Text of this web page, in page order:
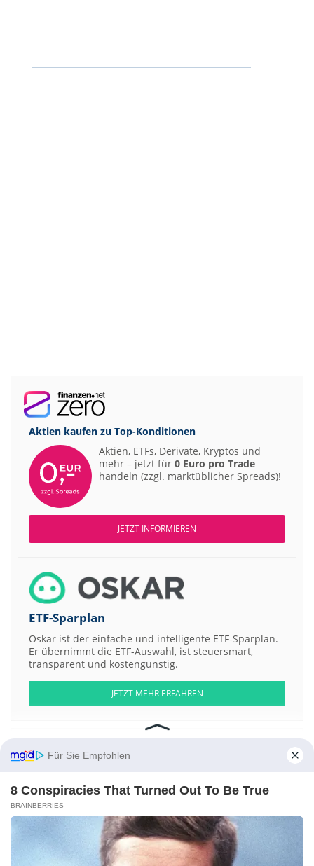
Aktien kaufen zu Top-Konditionen
Aktien, ETFs, Derivate, Kryptos und
mehr – jetzt für 0 Euro pro Trade
handeln (zzgl. marktüblicher Spreads)!
JETZT INFORMIEREN
ETF-Sparplan
Oskar ist der einfache und intelligente ETF-Sparplan.
Er übernimmt die ETF-Auswahl, ist steuersmart,
transparent und kostengünstig.
JETZT MEHR ERFAHREN
S&P 500
Weitere Aktien:
Westonia Mines LtdShs
Shanghai Fudan-Zhangjiang Bio-
Pharmaceutical
Thorney Opportunities Stronghold Technologies
Diamond Discoveries International CorpShs
Für Sie Empfohlen
8 Conspiracies That Turned Out To Be True
BRAINBERRIES